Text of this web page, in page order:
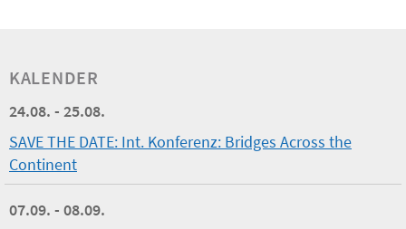
KALENDER
24.08. - 25.08.
SAVE THE DATE: Int. Konferenz: Bridges Across the
Continent
07.09. - 08.09.